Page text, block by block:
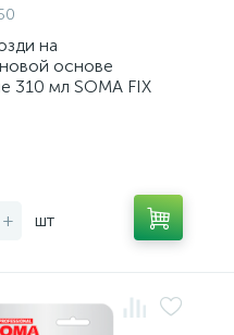
на
основе
310 мл SOMA FIX
+ шт